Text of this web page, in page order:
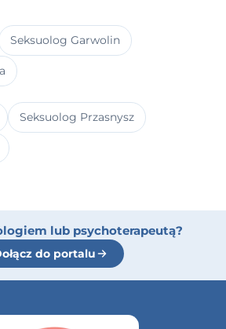
Seksuolog Garwolin
Seksuolog Przasnysz
lub psychoterapeutą?
do portalu